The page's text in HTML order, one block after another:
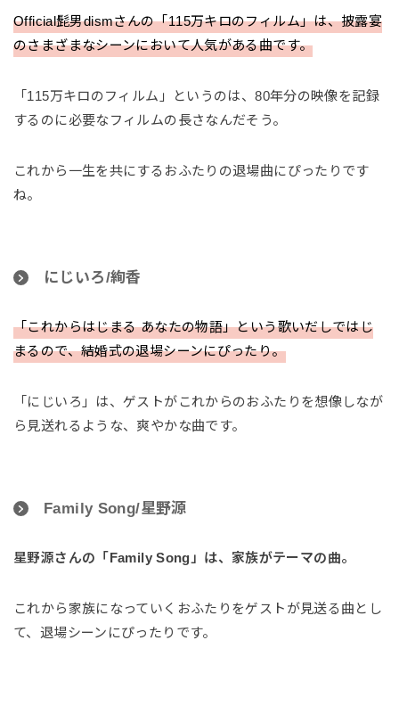
Official髭男dismさんの「115万キロのフィルム」は、披露宴
のさまざまなシーンにおいて人気がある曲です。
「115万キロのフィルム」というのは、80年分の映像を記録
するのに必要なフィルムの長さなんだそう。
これから一生を共にするおふたりの退場曲にぴったりです
ね。
にじいろ/絢香
「これからはじまる あなたの物語」という歌いだしではじ
まるので、結婚式の退場シーンにぴったり。
「にじいろ」は、ゲストがこれからのおふたりを想像しなが
ら見送れるような、爽やかな曲です。
Family Song/星野源
星野源さんの「Family Song」は、家族がテーマの曲。
これから家族になっていくおふたりをゲストが見送る曲とし
て、退場シーンにぴったりです。